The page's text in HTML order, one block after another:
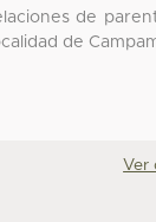
de
de
Ver